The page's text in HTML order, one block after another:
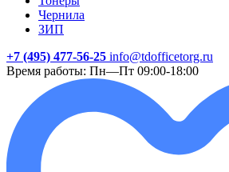
Чернила
ЗИП
+7 (495) 477-56-25 info@tdofficetorg.ru
Время работы: Пн—Пт 09:00-18:00